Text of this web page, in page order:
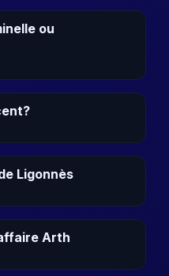
ou
Ligonnès
Arth